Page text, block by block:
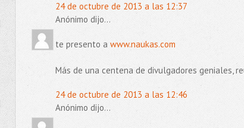
24 de octubre de 2013 a las 12:37
Anónimo dijo...
te presento a www.naukas.com
Más de una centena de divulgadores geniales,
24 de octubre de 2013 a las 12:46
Anónimo dijo...